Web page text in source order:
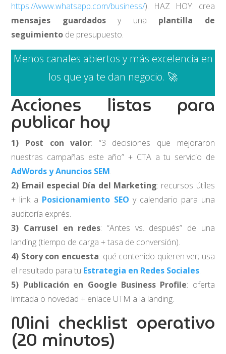
https://www.whatsapp.com/business/). HAZ HOY: crea
mensajes guardadosy una plantilla de
seguimiento de presupuesto.
Menos canales abiertos y más excelencia en
los que ya te dan negocio. 🚀
Acciones listas para
publicar hoy
1) Post con valor: “3 decisiones que mejoraron
nuestras campañas este año” + CTA a tu servicio de
AdWords y Anuncios SEM.
2) Email especial Día del Marketing: recursos útiles
+ link a Posicionamiento SEO y calendario para una
auditoría exprés.
3) Carrusel en redes: “Antes vs. después” de una
landing (tiempo de carga + tasa de conversión).
4) Story con encuesta: qué contenido quieren ver; usa
el resultado para tu Estrategia en Redes Sociales.
5) Publicación en Google Business Profile: oferta
limitada o novedad + enlace UTM a la landing.
Mini checklist operativo
(20 minutos)